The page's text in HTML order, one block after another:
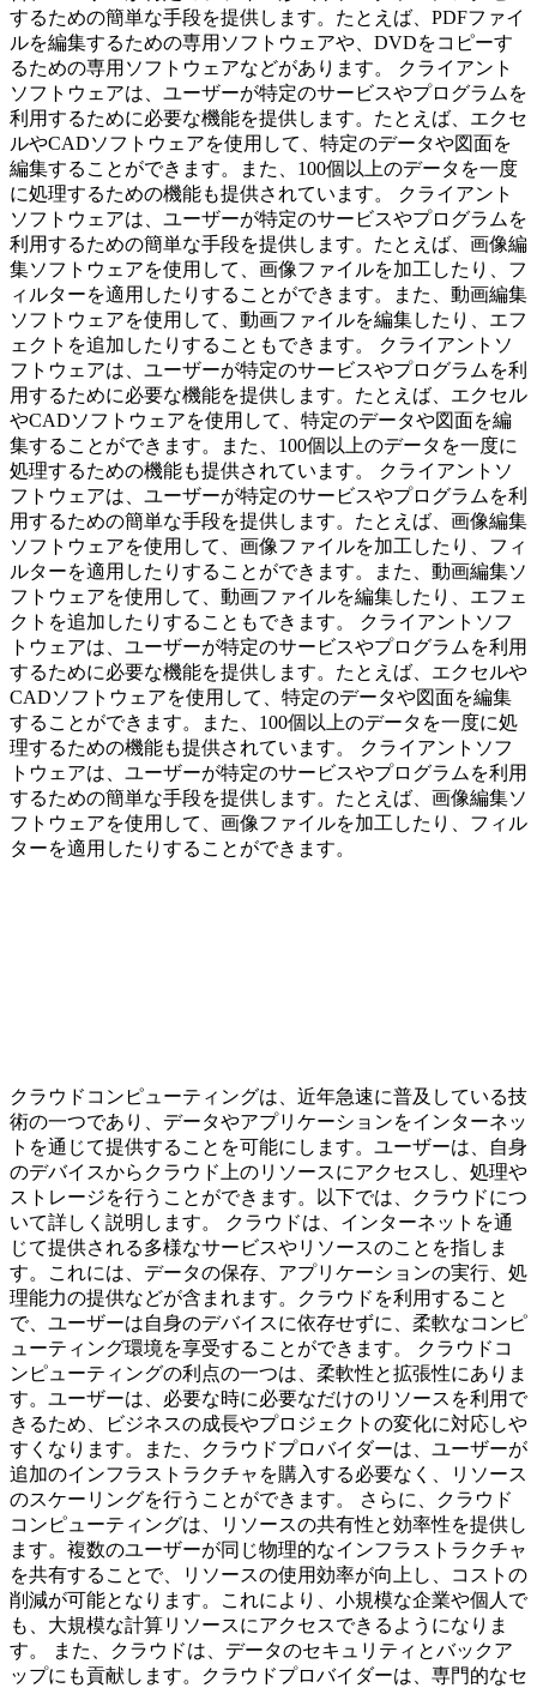
するための簡単な手段を提供します。たとえば、PDFファイ
ルを編集するための専用ソフトウェアや、DVDをコピーす
るための専用ソフトウェアなどがあります。 クライアント
ソフトウェアは、ユーザーが特定のサービスやプログラムを
利用するために必要な機能を提供します。たとえば、エクセ
ルやCADソフトウェアを使用して、特定のデータや図面を
編集することができます。また、100個以上のデータを一度
に処理するための機能も提供されています。 クライアント
ソフトウェアは、ユーザーが特定のサービスやプログラムを
利用するための簡単な手段を提供します。たとえば、画像編
集ソフトウェアを使用して、画像ファイルを加工したり、フ
ィルターを適用したりすることができます。また、動画編集
ソフトウェアを使用して、動画ファイルを編集したり、エフ
ェクトを追加したりすることもできます。 クライアントソ
フトウェアは、ユーザーが特定のサービスやプログラムを利
用するために必要な機能を提供します。たとえば、エクセル
やCADソフトウェアを使用して、特定のデータや図面を編
集することができます。また、100個以上のデータを一度に
処理するための機能も提供されています。 クライアントソ
フトウェアは、ユーザーが特定のサービスやプログラムを利
用するための簡単な手段を提供します。たとえば、画像編集
ソフトウェアを使用して、画像ファイルを加工したり、フィ
ルターを適用したりすることができます。また、動画編集ソ
フトウェアを使用して、動画ファイルを編集したり、エフェ
クトを追加したりすることもできます。 クライアントソフ
トウェアは、ユーザーが特定のサービスやプログラムを利用
するために必要な機能を提供します。たとえば、エクセルや
CADソフトウェアを使用して、特定のデータや図面を編集
することができます。また、100個以上のデータを一度に処
理するための機能も提供されています。 クライアントソフ
トウェアは、ユーザーが特定のサービスやプログラムを利用
するための簡単な手段を提供します。たとえば、画像編集ソ
フトウェアを使用して、画像ファイルを加工したり、フィル
ターを適用したりすることができます。
クラウドコンピューティングは、近年急速に普及している技
術の一つであり、データやアプリケーションをインターネッ
トを通じて提供することを可能にします。ユーザーは、自身
のデバイスからクラウド上のリソースにアクセスし、処理や
ストレージを行うことができます。以下では、クラウドにつ
いて詳しく説明します。 クラウドは、インターネットを通
じて提供される多様なサービスやリソースのことを指しま
す。これには、データの保存、アプリケーションの実行、処
理能力の提供などが含まれます。クラウドを利用すること
で、ユーザーは自身のデバイスに依存せずに、柔軟なコンピ
ューティング環境を享受することができます。 クラウドコ
ンピューティングの利点の一つは、柔軟性と拡張性にありま
す。ユーザーは、必要な時に必要なだけのリソースを利用で
きるため、ビジネスの成長やプロジェクトの変化に対応しや
すくなります。また、クラウドプロバイダーは、ユーザーが
追加のインフラストラクチャを購入する必要なく、リソース
のスケーリングを行うことができます。 さらに、クラウド
コンピューティングは、リソースの共有性と効率性を提供し
ます。複数のユーザーが同じ物理的なインフラストラクチャ
を共有することで、リソースの使用効率が向上し、コストの
削減が可能となります。これにより、小規模な企業や個人で
も、大規模な計算リソースにアクセスできるようになりま
す。 また、クラウドは、データのセキュリティとバックア
ップにも貢献します。クラウドプロバイダーは、専門的なセ